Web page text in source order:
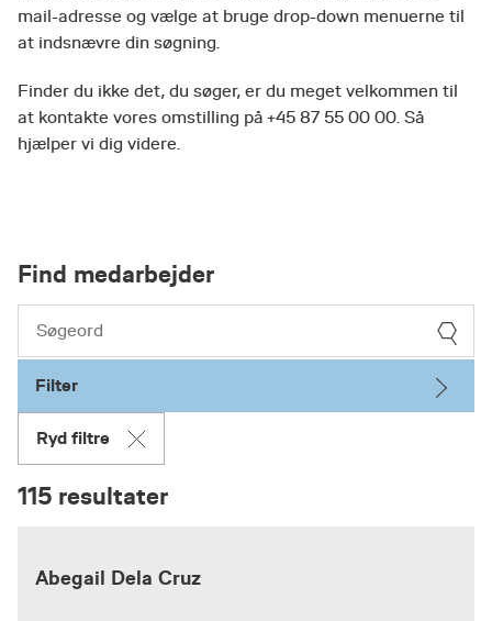
mail-adresse og vælge at bruge drop-down menuerne til
at indsnævre din søgning.
Finder du ikke det, du søger, er du meget velkommen til
at kontakte vores omstilling på +45 87 55 00 00. Så
hjælper vi dig videre.
Find medarbejder
Filter
Ryd filtre
115 resultater
Abegail Dela Cruz